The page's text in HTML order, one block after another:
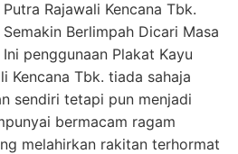
Putra Rajawali Kencana Tbk.
Semakin Berlimpah Dicari Masa
Ini penggunaan Plakat Kayu
Kencana Tbk. tiada sahaja
sendiri tetapi pun menjadi
bermacam ragam
melahirkan rakitan terhormat